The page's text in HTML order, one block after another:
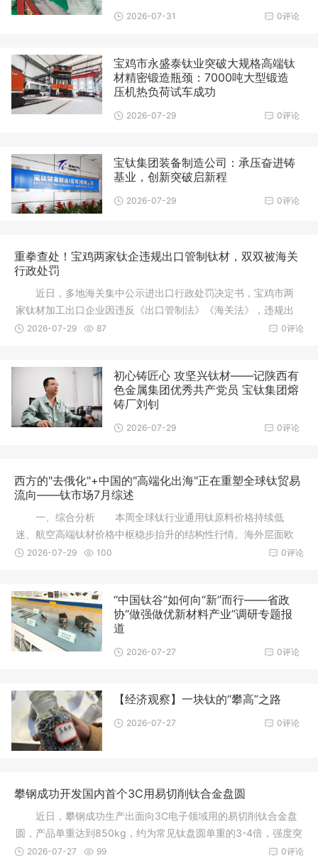
0评论
2026-07-31
宝鸡市永盛泰钛业突破大规格高端钛
材精密锻造瓶颈：7000吨大型锻造
压机热负荷试车成功
0评论
2026-07-29
宝钛集团装备制造公司：承压奋进铸
基业，创新突破启新程
0评论
2026-07-29
重拳查处！宝鸡两家钛企违规出口管制钛材，双双被海关
行政处罚
近日，多地海关集中公示进出口行政处罚决定书，宝鸡市两
家钛材加工出口企业因违反《出口管制法》《海关法》，违规出
口属于两用物项管制
0评论
2026-07-29 87
初心铸匠心 攻坚兴钛材——记陕西有
色金属集团优秀共产党员 宝钛集团熔
铸厂刘钊
0评论
2026-07-29
西方的"去俄化"+中国的"高端化出海"正在重塑全球钛贸易
流向‌——钛市场7月综述
一、综合分析 本周全球钛行业通用钛原料价格持续低
迷、航空高端钛材价格中枢稳步抬升的结构性行情。海外层面欧
美持续推进钛产业链“
0评论
2026-07-29 100
“中国钛谷”如何向“新”而行——省政
协“做强做优新材料产业”调研专题报
道
0评论
2026-07-27
【经济观察】一块钛的“攀高”之路
0评论
2026-07-27
攀钢成功开发国内首个3C用易切削钛合金盘圆
近日，攀钢成功生产出面向3C电子领域用的易切削钛合金盘
圆，产品单重达到850kg，约为常见钛盘圆单重的3-4倍，强度突
破1000MPa，约工业
0评论
2026-07-27 99